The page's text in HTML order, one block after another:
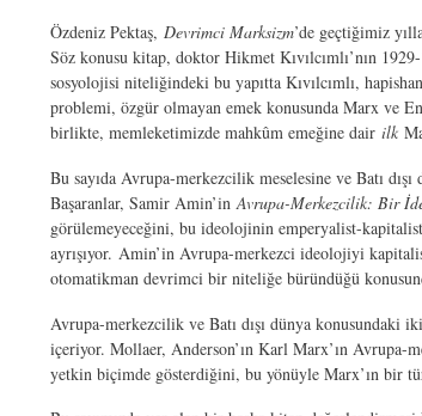
Özdeniz Pektaş, Devrimci Marksizm’de geçtiğimiz
Söz konusu kitap, doktor Hikmet Kıvılcımlı’nın 1929-
sosyolojisi niteliğindeki bu yapıtta Kıvılcımlı,
problemi, özgür olmayan emek konusunda Marx ve
birlikte, memleketimizde mahkûm emeğine dair ilk
Bu sayıda Avrupa-merkezcilik meselesine ve Batı
Başaranlar, Samir Amin’in Avrupa-Merkezcilik: Bir
görülemeyeceğini, bu ideolojinin emperyalist-
ayrışıyor. Amin’in Avrupa-merkezci ideolojiyi
otomatikman devrimci bir niteliğe büründüğü
Avrupa-merkezcilik ve Batı dışı dünya konusundaki
içeriyor. Mollaer, Anderson’ın Karl Marx’ın Avrupa-
yetkin biçimde gösterdiğini, bu yönüyle Marx’ın bir